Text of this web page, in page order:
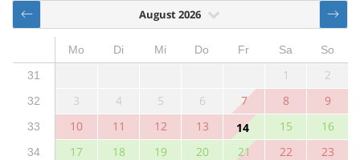
August 2026
Mo Di Mi Do Fr Sa
So
31
1 2
32 3 4 5 6 7 8 9
33 10 11 12 13 14 15 16
34 17 18 19 20 21 22 23